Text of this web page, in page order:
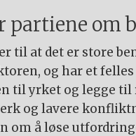
partiene om
til at det er store
og har et
til yrket og legge til
og lavere
om å løse